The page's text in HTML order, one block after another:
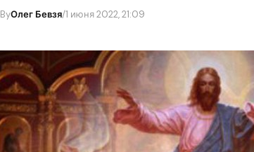
ByОлег Бевзя/1 июня 2022, 21:09